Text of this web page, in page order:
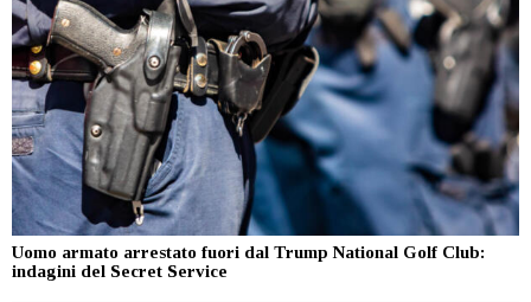
Uomo armato arrestato fuori dal Trump National Golf Club:
indagini del Secret Service